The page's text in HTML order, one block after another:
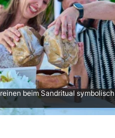
beim Sandritual